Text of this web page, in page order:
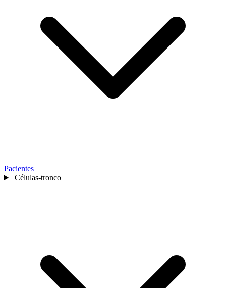
Pacientes
Células-tronco